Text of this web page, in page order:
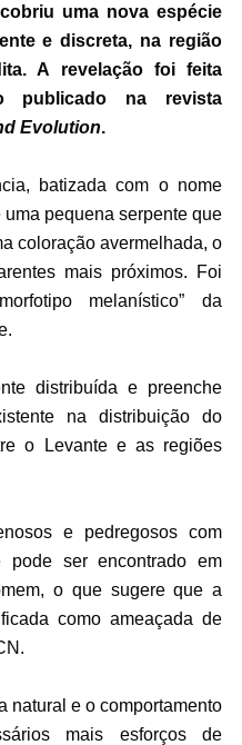
uma nova espécie
e discreta, na região
A revelação foi feita
publicado na revista
Evolution.
batizada com o nome
uma pequena serpente que
coloração avermelhada, o
mais próximos. Foi
melanístico” da
distribuída e preenche
na distribuição do
o Levante e as regiões
e pedregosos com
pode ser encontrado em
o que sugere que a
como ameaçada de
natural e o comportamento
mais esforços de